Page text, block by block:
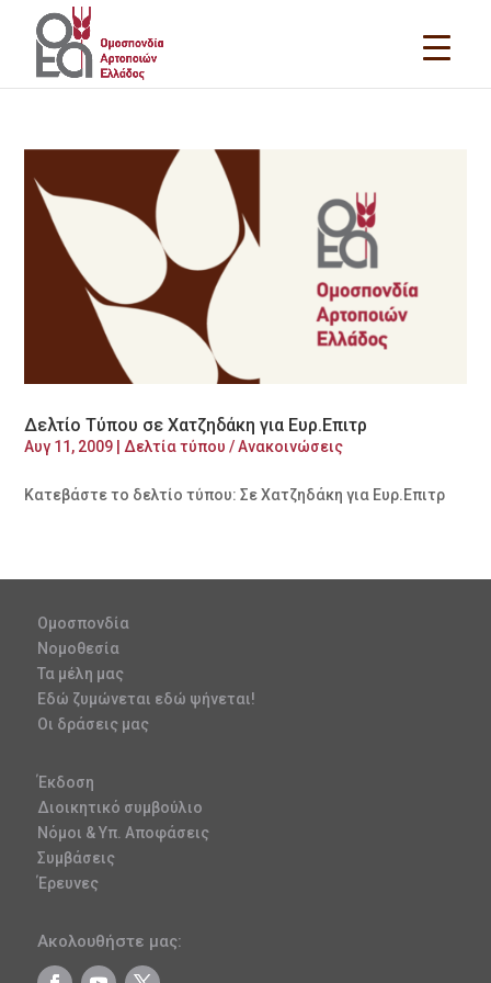
Δελτίο Τύπου σε Χατζηδάκη για Ευρ.Επιτρ
Αυγ 11, 2009 Δελτία τύπου / Ανακοινώσεις
Κατεβάστε το δελτίο τύπου: Σε Χατζηδάκη για Ευρ.Επιτρ
Ομοσπονδία
Νομοθεσία
Τα μέλη μας
Εδώ ζυμώνεται εδώ ψήνεται!
Οι δράσεις μας
Έκδοση
Διοικητικό συμβούλιο
Νόμοι & Υπ. Αποφάσεις
Συμβάσεις
Έρευνες
Ακολουθήστε μας: